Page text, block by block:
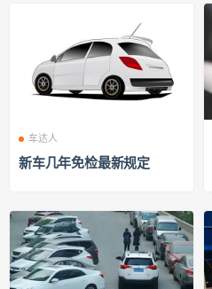
车达人
新车几年免检最新规定